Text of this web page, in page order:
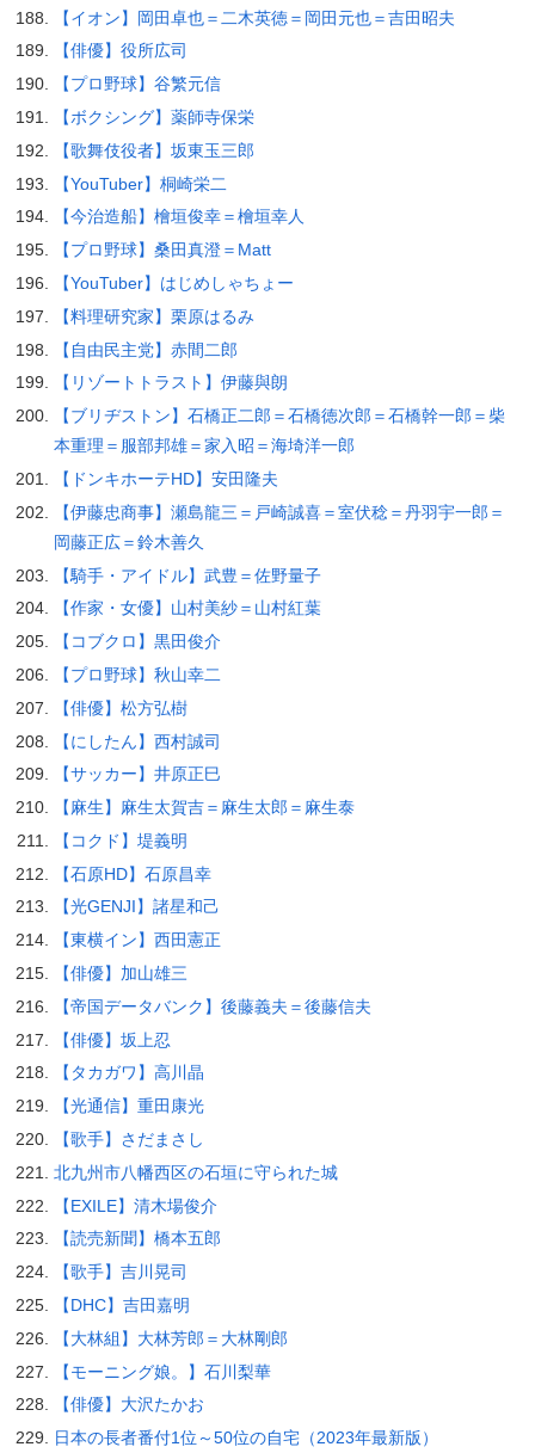
【イオン】岡田卓也＝二木英徳＝岡田元也＝吉田昭夫
【俳優】役所広司
【プロ野球】谷繁元信
【ボクシング】薬師寺保栄
【歌舞伎役者】坂東玉三郎
【YouTuber】桐崎栄二
【今治造船】檜垣俊幸＝檜垣幸人
【プロ野球】桑田真澄＝Matt
【YouTuber】はじめしゃちょー
【料理研究家】栗原はるみ
【自由民主党】赤間二郎
【リゾートトラスト】伊藤與朗
【ブリヂストン】石橋正二郎＝石橋徳次郎＝石橋幹一郎＝柴
本重理＝服部邦雄＝家入昭＝海埼洋一郎
【ドンキホーテHD】安田隆夫
【伊藤忠商事】瀬島龍三＝戸崎誠喜＝室伏稔＝丹羽宇一郎＝
岡藤正広＝鈴木善久
【騎手・アイドル】武豊＝佐野量子
【作家・女優】山村美紗＝山村紅葉
【コブクロ】黒田俊介
【プロ野球】秋山幸二
【俳優】松方弘樹
【にしたん】西村誠司
【サッカー】井原正巳
【麻生】麻生太賀吉＝麻生太郎＝麻生泰
【コクド】堤義明
【石原HD】石原昌幸
【光GENJI】諸星和己
【東横イン】西田憲正
【俳優】加山雄三
【帝国データバンク】後藤義夫＝後藤信夫
【俳優】坂上忍
【タカガワ】高川晶
【光通信】重田康光
【歌手】さだまさし
北九州市八幡西区の石垣に守られた城
【EXILE】清木場俊介
【読売新聞】橋本五郎
【歌手】吉川晃司
【DHC】吉田嘉明
【大林組】大林芳郎＝大林剛郎
【モーニング娘。】石川梨華
【俳優】大沢たかお
日本の長者番付1位～50位の自宅（2023年最新版）